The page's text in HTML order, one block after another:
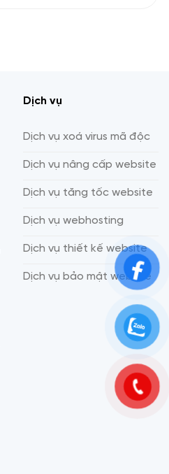
Dịch vụ
Dịch vụ xoá virus mã độc
Dịch vụ nâng cấp website
Dịch vụ tăng tốc website
Dịch vụ webhosting
Dịch vụ thiết kế website
Dịch vụ bảo mật website